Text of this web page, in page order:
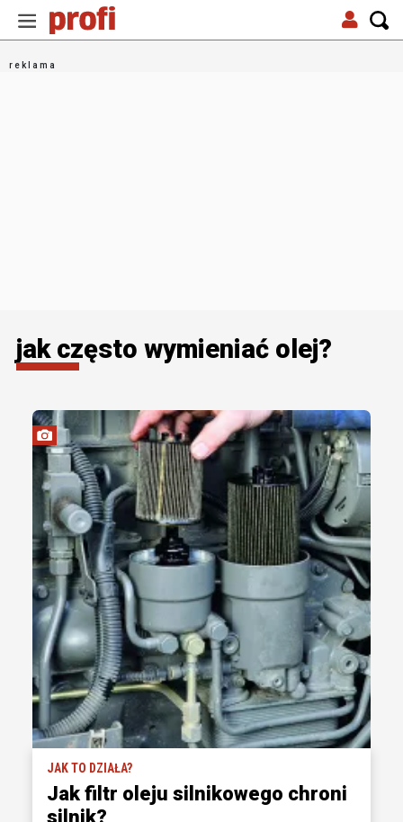
jak często wymieniać olej?
JAK TO DZIAŁA?
Jak filtr oleju silnikowego chroni
silnik?